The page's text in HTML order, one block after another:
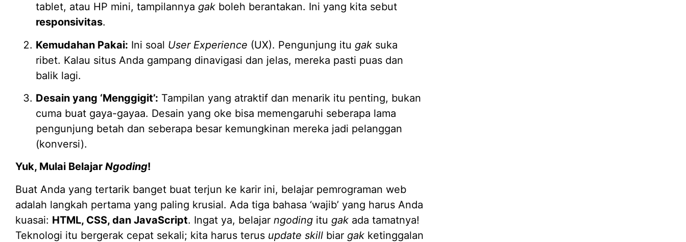
tablet, atau HP mini, tampilannya gak boleh berantakan. Ini yang kita sebut
responsivitas.
Kemudahan Pakai: Ini soal User Experience (UX). Pengunjung itu gak suka
ribet. Kalau situs Anda gampang dinavigasi dan jelas, mereka pasti puas dan
balik lagi.
Desain yang ‘Menggigit’: Tampilan yang atraktif dan menarik itu penting, bukan
cuma buat gaya-gayaa. Desain yang oke bisa memengaruhi seberapa lama
pengunjung betah dan seberapa besar kemungkinan mereka jadi pelanggan
(konversi).
Yuk, Mulai Belajar Ngoding!
Buat Anda yang tertarik banget buat terjun ke karir ini, belajar pemrograman web
adalah langkah pertama yang paling krusial. Ada tiga bahasa ‘wajib’ yang harus Anda
kuasai: HTML, CSS, dan JavaScript. Ingat ya, belajar ngoding itu gak ada tamatnya!
Teknologi itu bergerak cepat sekali; kita harus terus update skill biar gak ketinggalan